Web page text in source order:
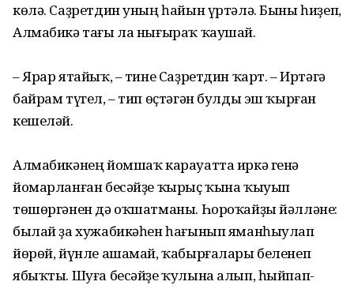
көлә. Саҙретдин уның һайын үртәлә. Быны һиҙеп,
Алмабикә тағы ла нығыраҡ ҡаушай.
– Ярар ятайыҡ, – тине Саҙретдин ҡарт. – Иртәгә
байрам түгел, – тип өҫтәгән булды эш ҡырған
кешеләй.
Алмабикәнең йомшаҡ карауатта иркә генә
йомарланған бесәйҙе ҡырыҫ ҡына ҡыуып
төшөргәнен дә оҡшатманы. Һороҡайҙы йәлләне:
былай ҙа хужабикәһен һағынып яманһыулап
йөрөй, йүнле ашамай, ҡабырғалары беленеп
ябыҡты. Шуға бесәйҙе ҡулына алып, һыйпап-